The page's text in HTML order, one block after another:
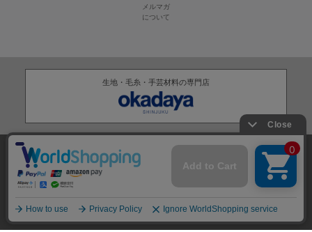
メルマガ
について
生地・毛糸・手芸材料の専門店
株式会社オカダヤ
特定商取引法に基づく表記 プライバシーポリシー サイトマップ
2012-2026OKADAYA CO.,LTD.